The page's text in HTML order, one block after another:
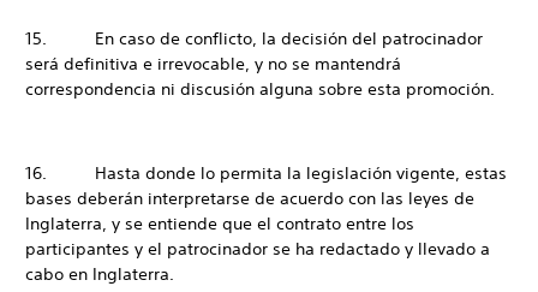
15. En caso de conflicto, la decisión del patrocinador
será definitiva e irrevocable, y no se mantendrá
correspondencia ni discusión alguna sobre esta promoción.
16. Hasta donde lo permita la legislación vigente, estas
bases deberán interpretarse de acuerdo con las leyes de
Inglaterra, y se entiende que el contrato entre los
participantes y el patrocinador se ha redactado y llevado a
cabo en Inglaterra.